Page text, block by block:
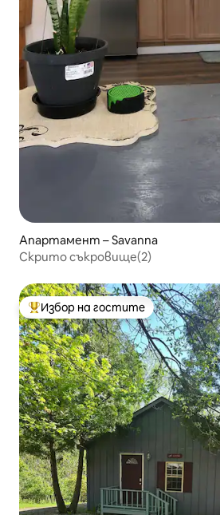
Апартамент – Savanna
Скрито съкровище(2)
Най-популярен избор на гостите
Избор на гостите